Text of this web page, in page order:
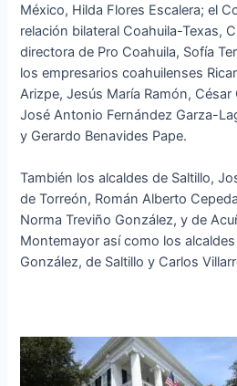
México, Hilda Flores Escalera; el
relación bilateral Coahuila-Texas,
directora de Pro Coahuila, Sofía
los empresarios coahuilenses
Arizpe, Jesús María Ramón,
José Antonio Fernández Garza-
y Gerardo Benavides Pape.
También los alcaldes de Saltillo,
de Torreón, Román Alberto
Norma Treviño González, y de
Montemayor así como los
González, de Saltillo y Carlos